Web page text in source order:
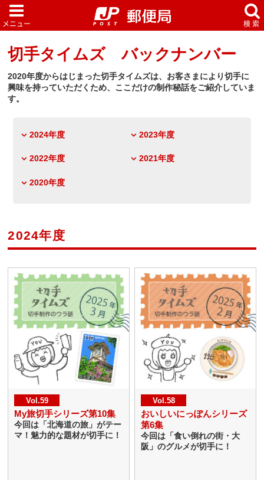
切手タイムズ バックナンバー
2020年度からはじまった切手タイムズは、お客さまにより切手に
興味を持っていただくため、ここだけの制作秘話をご紹介していま
す。
2024年度 2023年度
2022年度 2021年度
2020年度
2024年度
Vol.59
My旅切手シリーズ第10集
今回は「北海道の旅」がテー
マ！魅力的な題材が切手に！
Vol.58
おいしいにっぽんシリーズ
第6集
今回は「食い倒れの街・大
阪」のグルメが切手に！